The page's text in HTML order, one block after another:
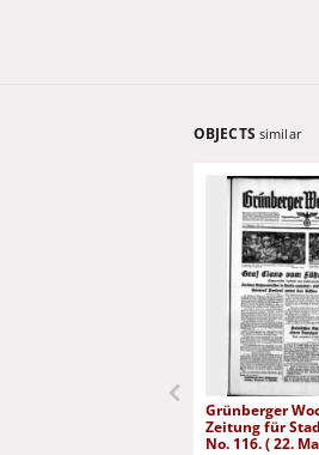
OBJECTS similar
Grünberger
Zeitung für
No. 116. ( 22.